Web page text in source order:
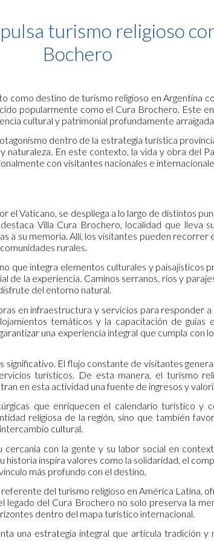
Skip to navigation
turismo religioso
Bochero
como destino de turismo religioso en Argentina
popularmente como el Cura Brochero. Este
cultural y patrimonial profundamente arraigada
dentro de la estrategia turística
naturaleza. En este contexto, la vida y obra del
con visitantes nacionales e
el Vaticano, se despliega a lo largo de distintos
Villa Cura Brochero, localidad que lleva
a su memoria. Allí, los visitantes pueden recorrer
rurales.
que integra elementos culturales y paisajísticos
de la experiencia. Caminos serranos, ríos y
del entorno natural.
en infraestructura y servicios para responder
temáticos y la capacitación de guías
una experiencia integral que cumpla con
El flujo constante de visitantes
turísticos. De esta manera, el turismo
en esta actividad una fuente de ingresos y
que enriquecen el calendario turístico y
religiosa de la región, sino que también
cultural.
con la gente y su labor social en
inspira valores como la solidaridad, el
más profundo con el destino.
del turismo religioso en América Latina,
legado del Cura Brochero no solo preserva la
dentro del mapa turístico internacional.
una estrategia integral que articula tradición